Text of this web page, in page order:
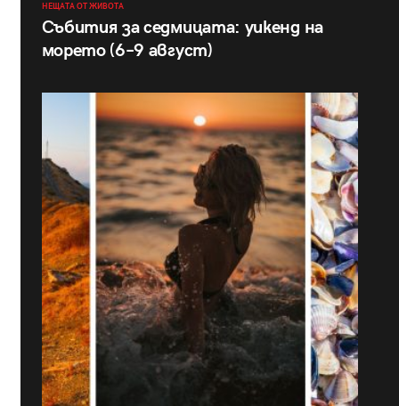
НЕЩАТА ОТ ЖИВОТА
Събития за седмицата: уикенд на
морето (6–9 август)